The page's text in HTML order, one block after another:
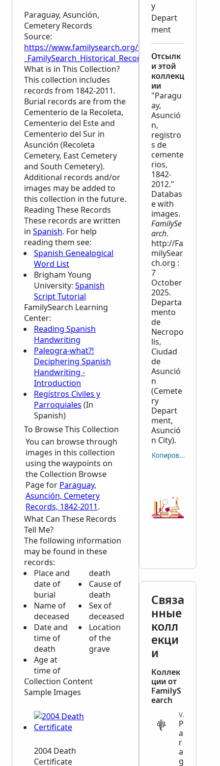
Paraguay, Asunción,
Cemetery Records
Source:
https://www.familysearch.org/en/wiki/
_FamilySearch_Historical_Records
What is in This Collection?
This collection includes
records from 1842-2011.
Burial records are from the
Cementerio de la Recoleta,
Cementerio del Este and
Cementerio del Sur in
Asunción (Recoleta
Cemetery, East Cemetery
and South Cemetery).
Additional records and/or
images may be added to
this collection in the future.
Reading These Records
These records are written
in Spanish. For help
reading them see:
Spanish Genealogical
Word List
Brigham Young
University: Spanish
Script Tutorial
FamilySearch Learning
Center:
Reading Spanish
Handwriting
Paleogra-what?!
Deciphering Spanish
Handwriting -
Introduction
Registros Civiles y
Parroquiales (In
Spanish)
To Browse This Collection
You can browse through
images in this collection
using the waypoints on
the Collection Browse
Page for Paraguay,
Asunción, Cemetery
Records, 1842-2011.
What Can These Records
Tell Me?
The following information
may be found in these
records:
Place and
date of
burial
Name of
deceased
Date and
time of
death
Age at
time of
death
Cause of
death
Sex of
deceased
Location
of the
grave
Collection Content
Sample Images
2004 Death
Certificate
y
Depart
ment
Отсылк
и этой
коллекц
ии
"Paragu
ay,
Asunció
n,
registro
s de
cemente
rios,
1842-
2012."
Databas
e with
images.
FamilySe
arch.
http://Fa
milySear
ch.org :
7
October
2025.
Departa
mento
de
Necropo
lis,
Ciudad
de
Asunció
n
(Cemete
ry
Depart
ment,
Asunció
n City).
Копировать отсылку
Связа
нные
колл
екци
и
Коллек
ции от
FamilyS
earch
VITAL
P
a
r
a
g